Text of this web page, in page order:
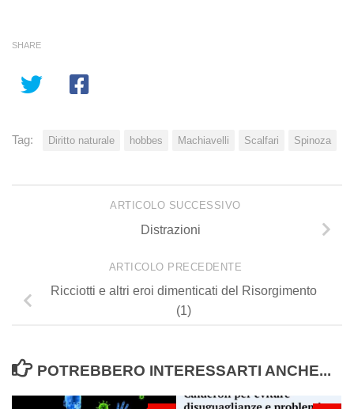
SHARE
Tag: Diritto naturale hobbes Machiavelli Scalfari Spinoza
ARTICOLO SUCCESSIVO
Distrazioni
ARTICOLO PRECEDENTE
Ricciotti e altri eroi dimenticati del Risorgimento
(1)
POTREBBERO INTERESSARTI ANCHE...